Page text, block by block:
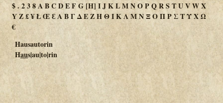
$.238ABCDEFG[H] IJKLMNOPQRS TUVWX
YZ£¥ŁŒƐΑΒΓΔΕΖΗΘΙΚΛΜΝΞΟΠΡΣΤΥΧΩ
€
Hausautorin
Haus|au|to|rin